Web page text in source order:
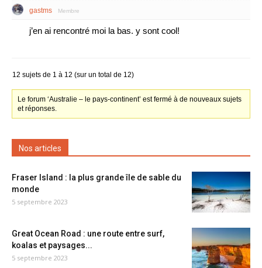
gastms Membre
j’en ai rencontré moi la bas. y sont cool!
12 sujets de 1 à 12 (sur un total de 12)
Le forum ‘Australie – le pays-continent’ est fermé à de nouveaux sujets
et réponses.
Nos articles
Fraser Island : la plus grande île de sable du
monde
5 septembre 2023
Great Ocean Road : une route entre surf,
koalas et paysages...
5 septembre 2023